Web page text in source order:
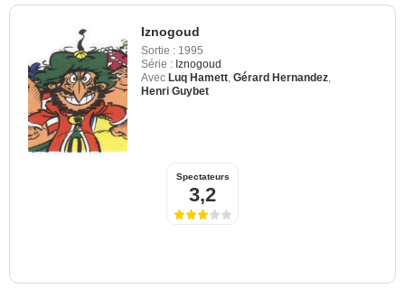
Iznogoud
Sortie : 1995
Série : Iznogoud
Avec Luq Hamett, Gérard Hernandez,
Henri Guybet
Spectateurs
3,2